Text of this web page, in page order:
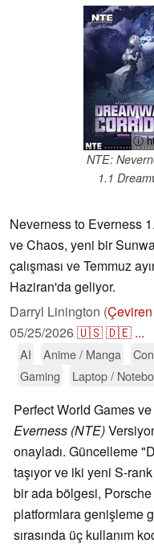
ⓘ
NTE:
1.1
Neverness to Everness
ve Chaos, yeni bir
çalışması ve Temmuz
Haziran'da geliyor.
Darryl Linington (Çeviren
05/25/2026🇺🇸🇩🇪 ...
AI Anime / Manga
Gaming
Laptop /
Perfect World Games
Everness (NTE)
onayladı. Güncelleme
taşıyor ve iki yeni S-
bir ada bölgesi,
platformlara genişleme
sırasında üç kullanım